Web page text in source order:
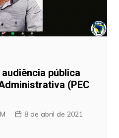
pública
(PEC
8 de abril de 2021